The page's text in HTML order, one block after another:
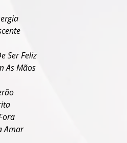
Ser Feliz
As Mãos
Amar